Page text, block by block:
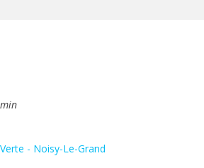
- Noisy-Le-Grand